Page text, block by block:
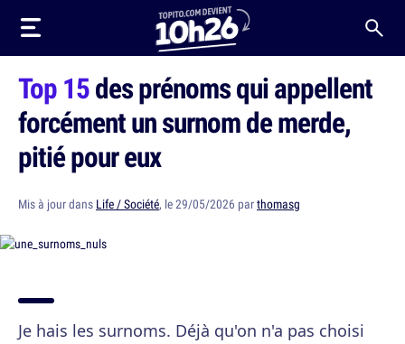
Top 15des prénoms qui appellent
forcément un surnom de merde,
pitié pour eux
Mis à jour dans Life / Société, le 29/05/2026 parthomasg
Je hais les surnoms. Déjà qu'on n'a pas choisi